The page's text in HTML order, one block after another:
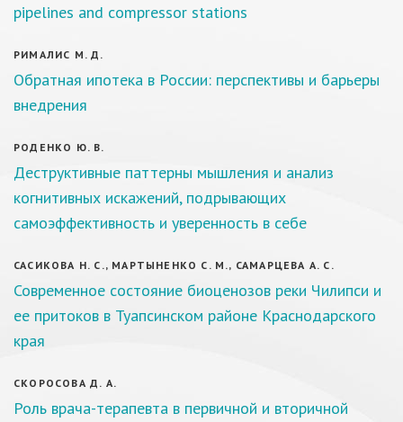
pipelines and compressor stations
РИМАЛИС М. Д.
Обратная ипотека в России: перспективы и барьеры
внедрения
РОДЕНКО Ю. В.
Деструктивные паттерны мышления и анализ
когнитивных искажений, подрывающих
самоэффективность и уверенность в себе
САСИКОВА Н. С., МАРТЫНЕНКО С. М., САМАРЦЕВА А. С.
Современное состояние биоценозов реки Чилипси и
ее притоков в Туапсинском районе Краснодарского
края
СКОРОСОВА Д. А.
Роль врача-терапевта в первичной и вторичной